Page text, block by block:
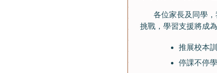
各位家長及同學，
挑戰，學習支援將成
推展校本
停課不停